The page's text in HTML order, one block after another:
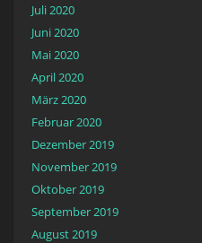
Juli 2020
Juni 2020
Mai 2020
April 2020
März 2020
Februar 2020
Dezember 2019
November 2019
Oktober 2019
September 2019
August 2019